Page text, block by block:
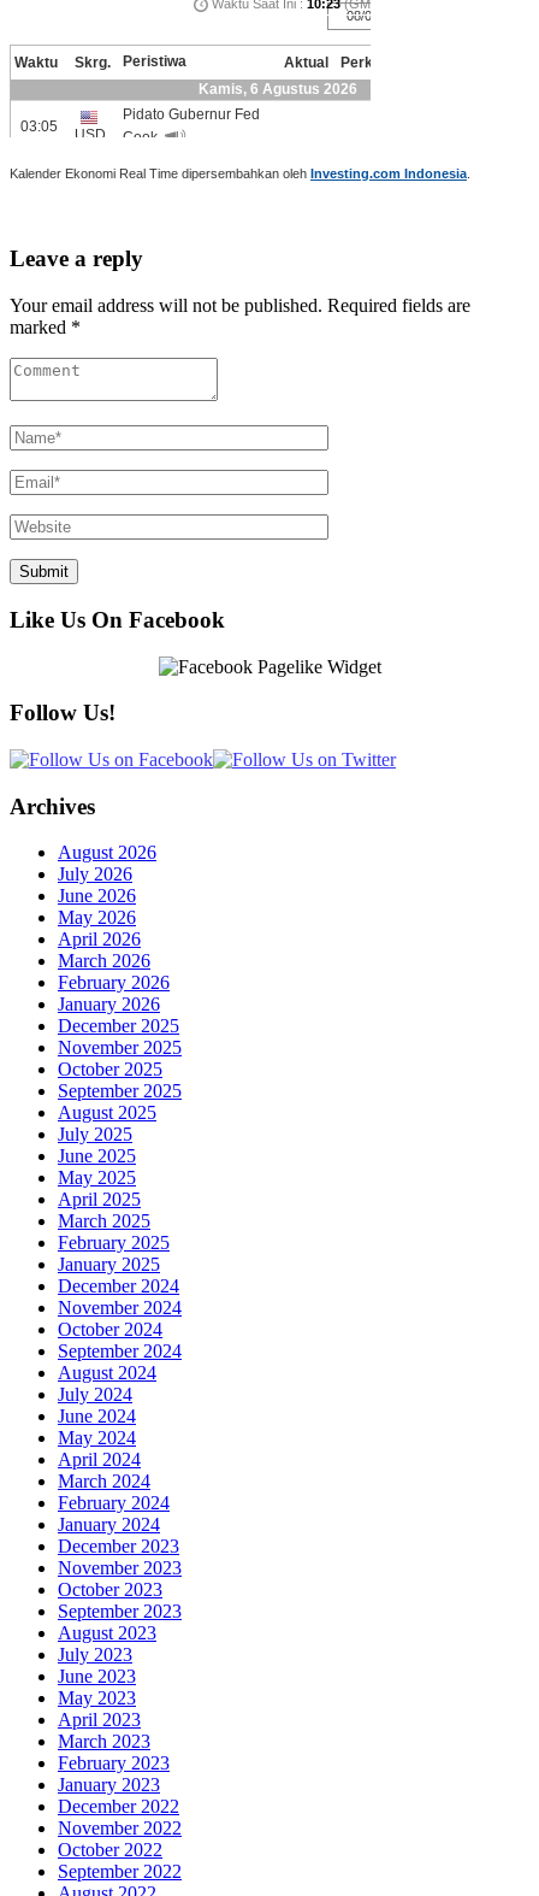
Kalender Ekonomi Real Time dipersembahkan oleh Investing.com Indonesia
Leave a reply
Your email address will not be published. Required fields are
marked *
Like Us On Facebook
Follow Us!
Archives
August 2026
July 2026
June 2026
May 2026
April 2026
March 2026
February 2026
January 2026
December 2025
November 2025
October 2025
September 2025
August 2025
July 2025
June 2025
May 2025
April 2025
March 2025
February 2025
January 2025
December 2024
November 2024
October 2024
September 2024
August 2024
July 2024
June 2024
May 2024
April 2024
March 2024
February 2024
January 2024
December 2023
November 2023
October 2023
September 2023
August 2023
July 2023
June 2023
May 2023
April 2023
March 2023
February 2023
January 2023
December 2022
November 2022
October 2022
September 2022